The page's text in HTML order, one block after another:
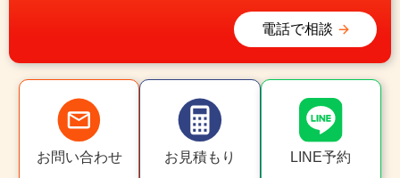
電話で相談
お問い合わせ お見積もり LINE予約